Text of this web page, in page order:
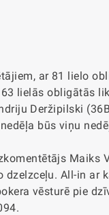
ar 81 lielo
lielās obligātās
Deržipilski
būs viņu
Maiks
All-in ar
vēsturē pie